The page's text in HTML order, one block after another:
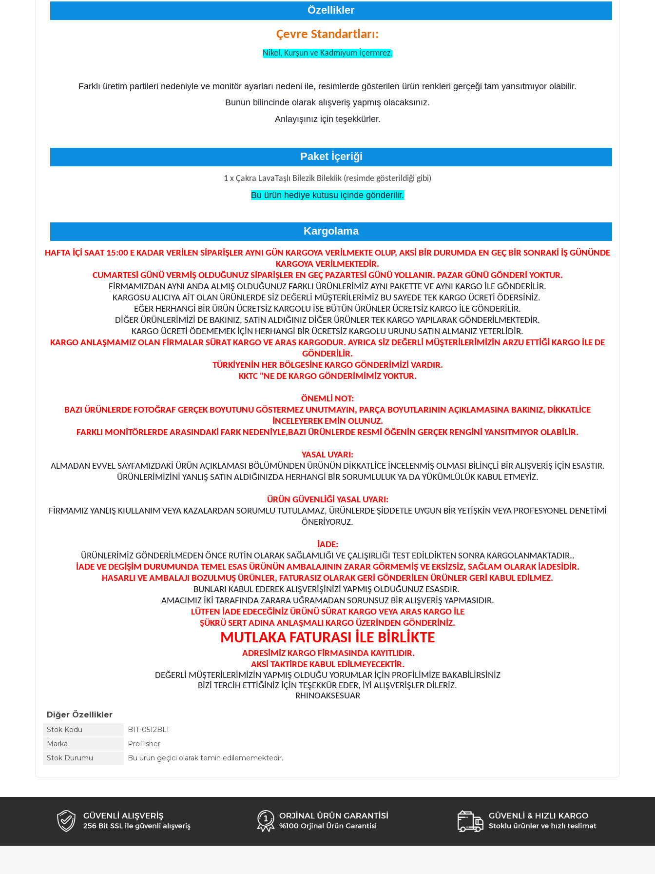
Özellikler
Çevre Standartları:
Nikel, Kurşun ve Kadmiyum İçermrez.
Farklı üretim partileri nedeniyle ve monitör ayarları nedeni ile, resimlerde gösterilen ürün renkleri gerçeği tam yansıtmıyor olabilir.
Bunun bilincinde olarak alışveriş yapmış olacaksınız.
Anlayışınız için teşekkürler.
Paket İçeriği
1 x Çakra LavaTaşlı Bilezik Bileklik (resimde gösterildiği gibi)
Bu ürün hediye kutusu içinde gönderilir.
Kargolama
HAFTA İÇİ SAAT 15:00 E KADAR VERİLEN SİPARİŞLER AYNI GÜN KARGOYA VERİLMEKTE OLUP, AKSİ BİR DURUMDA EN GEÇ BİR SONRAKİ İŞ GÜNÜNDE
KARGOYA VERİLMEKTEDİR.
CUMARTESİ GÜNÜ VERMİŞ OLDUĞUNUZ SİPARİŞLER EN GEÇ PAZARTESİ GÜNÜ YOLLANIR. PAZAR GÜNÜ GÖNDERİ YOKTUR.
FİRMAMIZDAN AYNI ANDA ALMIŞ OLDUĞUNUZ FARKLI ÜRÜNLERİMİZ AYNI PAKETTE VE AYNI KARGO İLE GÖNDERİLİR.
KARGOSU ALICIYA AİT OLAN ÜRÜNLERDE SİZ DEĞERLİ MÜŞTERİLERİMİZ BU SAYEDE TEK KARGO ÜCRETİ ÖDERSİNİZ.
EĞER HERHANGİ BİR ÜRÜN ÜCRETSİZ KARGOLU İSE BÜTÜN ÜRÜNLER ÜCRETSİZ KARGO İLE GÖNDERİLİR.
DİĞER ÜRÜNLERİMİZİ DE BAKINIZ, SATIN ALDIĞINIZ DİĞER ÜRÜNLER TEK KARGO YAPILARAK GÖNDERİLMEKTEDİR.
KARGO ÜCRETİ ÖDEMEMEK İÇİN HERHANGİ BİR ÜCRETSİZ KARGOLU URUNU SATIN ALMANIZ YETERLİDİR.
KARGO ANLAŞMAMIZ OLAN FİRMALAR SÜRAT KARGO VE ARAS KARGODUR. AYRICA SİZ DEĞERLİ MÜŞTERİLERİMİZİN ARZU ETTİĞİ KARGO İLE DE
GÖNDERİLİR.
TÜRKİYENİN HER BÖLGESİNE KARGO GÖNDERİMİZİ VARDIR.
KKTC "NE DE KARGO GÖNDERİMİMİZ YOKTUR.
ÖNEMLİ NOT:
BAZI ÜRÜNLERDE FOTOĞRAF GERÇEK BOYUTUNU GÖSTERMEZ UNUTMAYIN, PARÇA BOYUTLARININ AÇIKLAMASINA BAKINIZ, DİKKATLİCE
İNCELEYEREK EMİN OLUNUZ.
FARKLI MONİTÖRLERDE ARASINDAKİ FARK NEDENİYLE,BAZI ÜRÜNLERDE RESMİ ÖĞENİN GERÇEK RENGİNİ YANSITMIYOR OLABİLİR.
YASAL UYARI:
ALMADAN EVVEL SAYFAMIZDAKİ ÜRÜN AÇIKLAMASI BÖLÜMÜNDEN ÜRÜNÜN DİKKATLİCE İNCELENMİŞ OLMASI BİLİNÇLİ BİR ALIŞVERİŞ İÇİN ESASTIR.
ÜRÜNLERİMİZİNİ YANLIŞ SATIN ALDIĞINIZDA HERHANGİ BİR SORUMLULUK YA DA YÜKÜMLÜLÜK KABUL ETMEYİZ.
ÜRÜN GÜVENLİĞİ YASAL UYARI:
FİRMAMIZ YANLIŞ KIULLANIM VEYA KAZALARDAN SORUMLU TUTULAMAZ, ÜRÜNLERDE ŞİDDETLE UYGUN BİR YETİŞKİN VEYA PROFESYONEL DENETİMİ
ÖNERİYORUZ.
İADE:
ÜRÜNLERİMİZ GÖNDERİLMEDEN ÖNCE RUTİN OLARAK SAĞLAMLIĞI VE ÇALIŞIRLIĞI TEST EDİLDİKTEN SONRA KARGOLANMAKTADIR..
İADE VE DEGİŞİM DURUMUNDA TEMEL ESAS ÜRÜNÜN AMBALAJININ ZARAR GÖRMEMİŞ VE EKSİZSİZ, SAĞLAM OLARAK İADESİDİR.
HASARLI VE AMBALAJI BOZULMUŞ ÜRÜNLER, FATURASIZ OLARAK GERİ GÖNDERİLEN ÜRÜNLER GERİ KABUL EDİLMEZ.
BUNLARI KABUL EDEREK ALIŞVERİŞİNİZİ YAPMIŞ OLDUĞUNUZ ESASDIR.
AMACIMIZ İKİ TARAFINDA ZARARA UĞRAMADAN SORUNSUZ BİR ALIŞVERİŞ YAPMASIDIR.
LÜTFEN İADE EDECEĞİNİZ ÜRÜNÜ SÜRAT KARGO VEYA ARAS KARGO İLE
ŞÜKRÜ SERT ADINA ANLAŞMALI KARGO ÜZERİNDEN GÖNDERİNİZ.
MUTLAKA FATURASI İLE BİRLİKTE
ADRESİMİZ KARGO FİRMASINDA KAYITLIDIR.
AKSİ TAKTİRDE KABUL EDİLMEYECEKTİR.
DEĞERLİ MÜŞTERİLERİMİZİN YAPMIŞ OLDUĞU YORUMLAR İÇİN PROFİLİMİZE BAKABİLİRSİNİZ
BİZİ TERCİH ETTİĞİNİZ İÇİN TEŞEKKÜR EDER, İYİ ALIŞVERİŞLER DİLERİZ.
RHINOAKSESUAR
Diğer Özellikler
Stok Kodu
BIT-0512BL1
Marka
ProFisher
Stok Durumu
Bu ürün geçici olarak temin edilememektedir.